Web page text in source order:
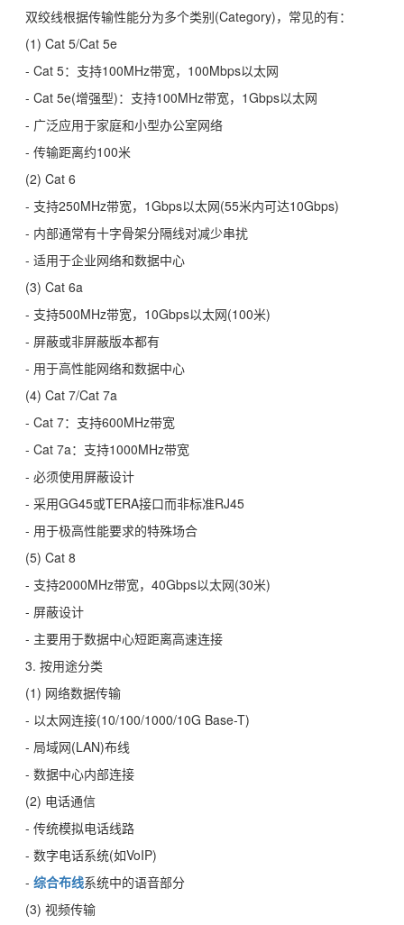
双绞线根据传输性能分为多个类别(Category)，常见的有：
(1) Cat 5/Cat 5e
- Cat 5：支持100MHz带宽，100Mbps以太网
- Cat 5e(增强型)：支持100MHz带宽，1Gbps以太网
- 广泛应用于家庭和小型办公室网络
- 传输距离约100米
(2) Cat 6
- 支持250MHz带宽，1Gbps以太网(55米内可达10Gbps)
- 内部通常有十字骨架分隔线对减少串扰
- 适用于企业网络和数据中心
(3) Cat 6a
- 支持500MHz带宽，10Gbps以太网(100米)
- 屏蔽或非屏蔽版本都有
- 用于高性能网络和数据中心
(4) Cat 7/Cat 7a
- Cat 7：支持600MHz带宽
- Cat 7a：支持1000MHz带宽
- 必须使用屏蔽设计
- 采用GG45或TERA接口而非标准RJ45
- 用于极高性能要求的特殊场合
(5) Cat 8
- 支持2000MHz带宽，40Gbps以太网(30米)
- 屏蔽设计
- 主要用于数据中心短距离高速连接
3. 按用途分类
(1) 网络数据传输
- 以太网连接(10/100/1000/10G Base-T)
- 局域网(LAN)布线
- 数据中心内部连接
(2) 电话通信
- 传统模拟电话线路
- 数字电话系统(如VoIP)
- 综合布线系统中的语音部分
(3) 视频传输